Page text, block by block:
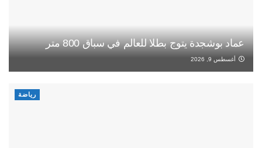
عماد بوشجدة يتوج بطلا للعالم في سباق 800 متر
أغسطس 9, 2026
رياضة